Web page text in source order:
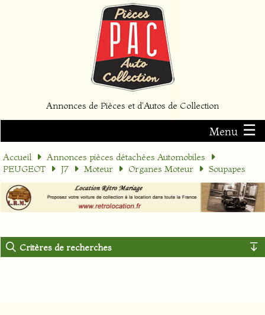
Annonces de Pièces et d'Autos de Collection
Menu ☰
Accueil
Annonces pièces détachées Automobiles
PEUGEOT
J7 Moteur Organes Moteur Soupapes
Critères de recherches